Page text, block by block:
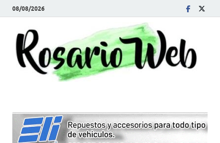
08/08/2026